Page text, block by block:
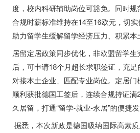
度，校内科研辅助岗位可豁免。同时规
合规时薪标准维持在14至16欧元，切实
助力留学生缓解留学经济压力、积累
居留定居政策同步优化，非欧盟留学
后，可申请18个月超长求职签证，充
对接本土企业、匹配专业岗位。定居
顺利获批德国工签后，连续合规持证满
久居留，打通“留学-就业-永居”的便捷
据悉，本次新政是德国吸纳国际高素